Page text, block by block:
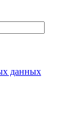
данных